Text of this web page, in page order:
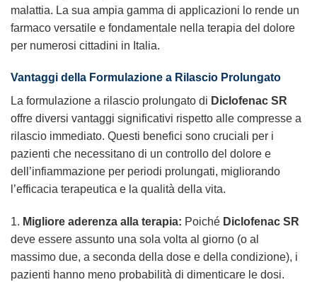
malattia. La sua ampia gamma di applicazioni lo rende un
farmaco versatile e fondamentale nella terapia del dolore
per numerosi cittadini in Italia.
Vantaggi della Formulazione a Rilascio Prolungato
La formulazione a rilascio prolungato di Diclofenac SR
offre diversi vantaggi significativi rispetto alle compresse a
rilascio immediato. Questi benefici sono cruciali per i
pazienti che necessitano di un controllo del dolore e
dell’infiammazione per periodi prolungati, migliorando
l’efficacia terapeutica e la qualità della vita.
1. Migliore aderenza alla terapia: Poiché Diclofenac SR
deve essere assunto una sola volta al giorno (o al
massimo due, a seconda della dose e della condizione), i
pazienti hanno meno probabilità di dimenticare le dosi.